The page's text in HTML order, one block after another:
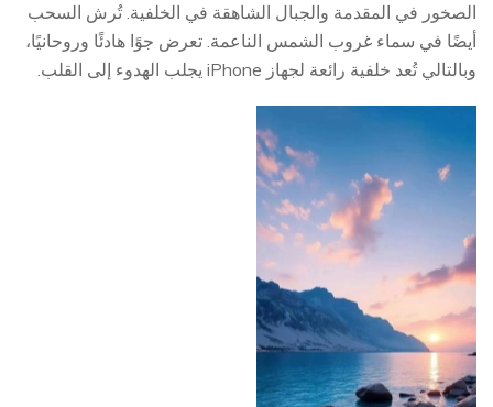
الصخور في المقدمة والجبال الشاهقة في الخلفية. تُرش السحب
أيضًا في سماء غروب الشمس الناعمة. تعرض جوًا هادئًا وروحانيًا،
وبالتالي تُعد خلفية رائعة لجهاز iPhone يجلب الهدوء إلى القلب.